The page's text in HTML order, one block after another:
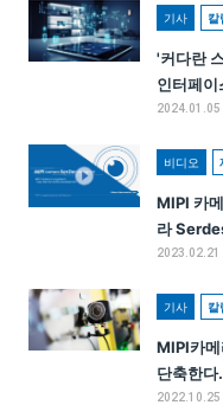
기사 칼
'커다란
인터페이
2024.01.05
비디오
MIPI 카
라
2023.02.21
기사 칼
MIPI카
단축한
2022.10.25